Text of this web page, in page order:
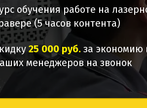
обучения работе на
(5 часов контента)
25 000 руб. за экономию
менеджеров на звонок